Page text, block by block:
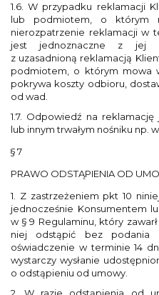
1.6. W przypadku reklamacji
lub podmiotem, o którym
nierozpatrzenie reklamacji w
jest jednoznaczne z jej
z uzasadnioną reklamacją
podmiotem, o którym mowa
pokrywa koszty odbioru,
od wad.
1.7. Odpowiedź na
lub innym trwałym nośniku np.
§ 7
PRAWO ODSTĄPIENIA OD
1. Z zastrzeżeniem pkt 10
jednocześnie Konsumentem
w § 9 Regulaminu, który
niej odstąpić bez podania
oświadczenie w terminie 14
wystarczy wysłanie
o odstąpieniu od umowy.